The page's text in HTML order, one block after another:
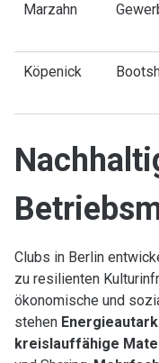
Marzahn
Köpenick
Clubs in Berlin
zu resilienten
ökonomische und
stehen
kreislauffähige